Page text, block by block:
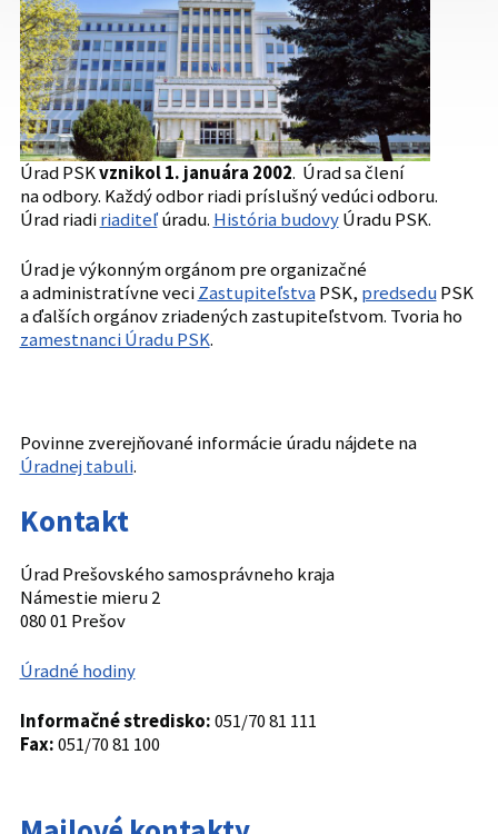
Úrad PSKvznikol 1. januára 2002. Úrad sa člení
na odbory. Každý odbor riadi príslušný vedúci odboru.
Úrad riadiriaditeľúradu. História budovyÚradu PSK.
Úrad je výkonným orgánom pre organizačné
a administratívne veciZastupiteľstvaPSK, predseduPSK
a ďalších orgánov zriadených zastupiteľstvom. Tvoria ho
zamestnanci Úradu PSK.
Povinne zverejňované informácie úradu nájdete na
Úradnej tabuli.
Kontakt
Úrad Prešovského samosprávneho kraja
Námestie mieru 2
080 01 Prešov
Úradné hodiny
Informačné stredisko:051/70 81 111
Fax:051/70 81 100